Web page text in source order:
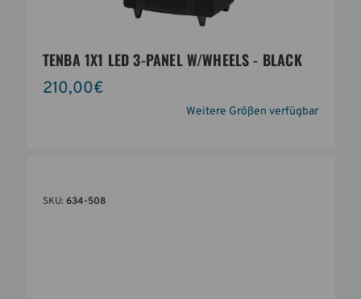
TENBA 1X1 LED 3-PANEL W/WHEELS - BLACK
210,00€
Weitere Größen verfügbar
SKU: 634-508